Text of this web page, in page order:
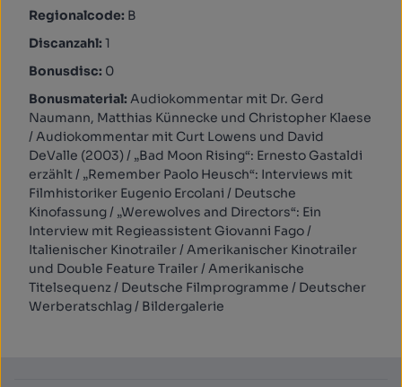
Regionalcode: B
Discanzahl: 1
Bonusdisc: 0
Bonusmaterial: Audiokommentar mit Dr. Gerd
Naumann, Matthias Künnecke und Christopher Klaese
/ Audiokommentar mit Curt Lowens und David
DeValle (2003) / „Bad Moon Rising“: Ernesto Gastaldi
erzählt / „Remember Paolo Heusch“: Interviews mit
Filmhistoriker Eugenio Ercolani / Deutsche
Kinofassung / „Werewolves and Directors“: Ein
Interview mit Regieassistent Giovanni Fago /
Italienischer Kinotrailer / Amerikanischer Kinotrailer
und Double Feature Trailer / Amerikanische
Titelsequenz / Deutsche Filmprogramme / Deutscher
Werberatschlag / Bildergalerie